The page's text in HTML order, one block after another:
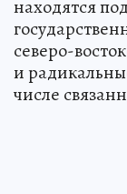
находятся
северо-
и
числе